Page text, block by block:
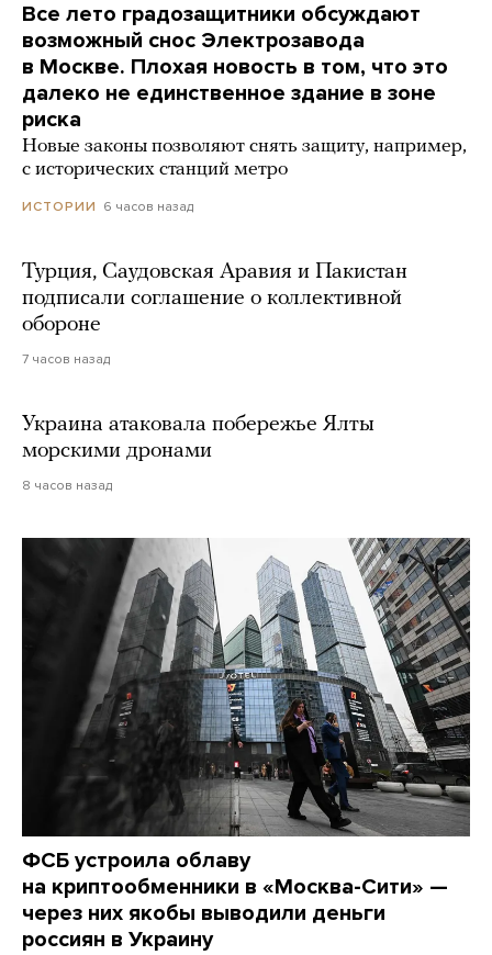
Все лето градозащитники обсуждают
возможный снос Электрозавода
в Москве. Плохая новость в том, что это
далеко не единственное здание в зоне
риска
Новые законы позволяют снять защиту, например,
с исторических станций метро
ИСТОРИИ 6 часов назад
Турция, Саудовская Аравия и Пакистан
подписали соглашение о коллективной
обороне
7 часов назад
Украина атаковала побережье Ялты
морскими дронами
8 часов назад
ФСБ устроила облаву
на криптообменники в «Москва-Сити» —
через них якобы выводили деньги
россиян в Украину